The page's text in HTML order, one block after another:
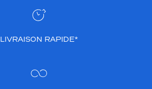
LIVRAISON RAPIDE*